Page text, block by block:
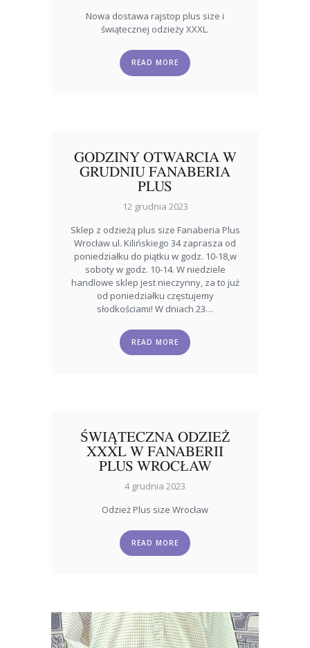
Nowa dostawa rajstop plus size i
świątecznej odzieży XXXL.
READ MORE
GODZINY OTWARCIA W
GRUDNIU FANABERIA
PLUS
12 grudnia 2023
Sklep z odzieżą plus size Fanaberia Plus
Wrocław ul. Kilińskiego 34 zaprasza od
poniedziałku do piątku w godz. 10-18,w
soboty w godz. 10-14. W niedziele
handlowe sklep jest nieczynny, za to już
od poniedziałku częstujemy
słodkościami! W dniach 23…
READ MORE
ŚWIĄTECZNA ODZIEŻ
XXXL W FANABERII
PLUS WROCŁAW
4 grudnia 2023
Odzież Plus size Wrocław
READ MORE